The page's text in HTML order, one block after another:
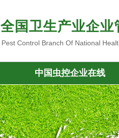
全国卫生产业企
Pest Control Branch Of National
中国虫控企业在线